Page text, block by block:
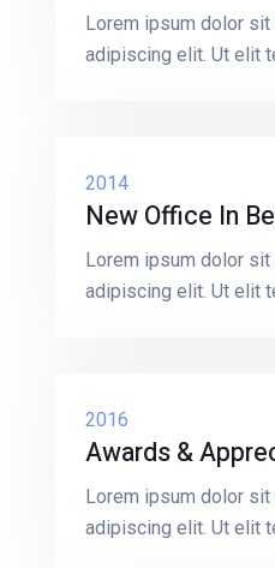
Lorem ipsum dolor
adipiscing elit. Ut elit
2014
New Office In
Lorem ipsum dolor
adipiscing elit. Ut elit
2016
Awards &
Lorem ipsum dolor
adipiscing elit. Ut elit